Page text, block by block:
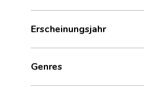
Erscheinungsjahr
Genres